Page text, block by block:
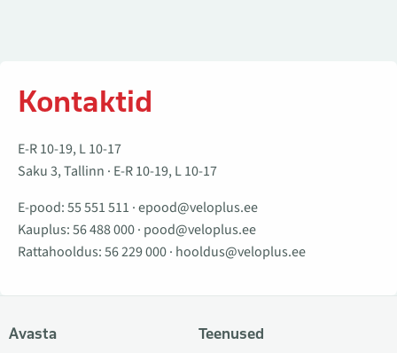
Kontaktid
E-R 10-19, L 10-17
Saku 3, Tallinn · E-R 10-19, L 10-17
E-pood:55 551 511 ·epood@veloplus.ee
Kauplus:56 488 000· pood@veloplus.ee
Rattahooldus:56 229 000· hooldus@veloplus.ee
Avasta Teenused